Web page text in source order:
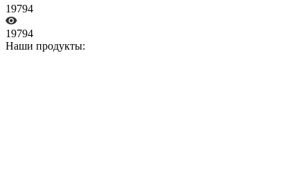
19794
19794
Наши продукты: